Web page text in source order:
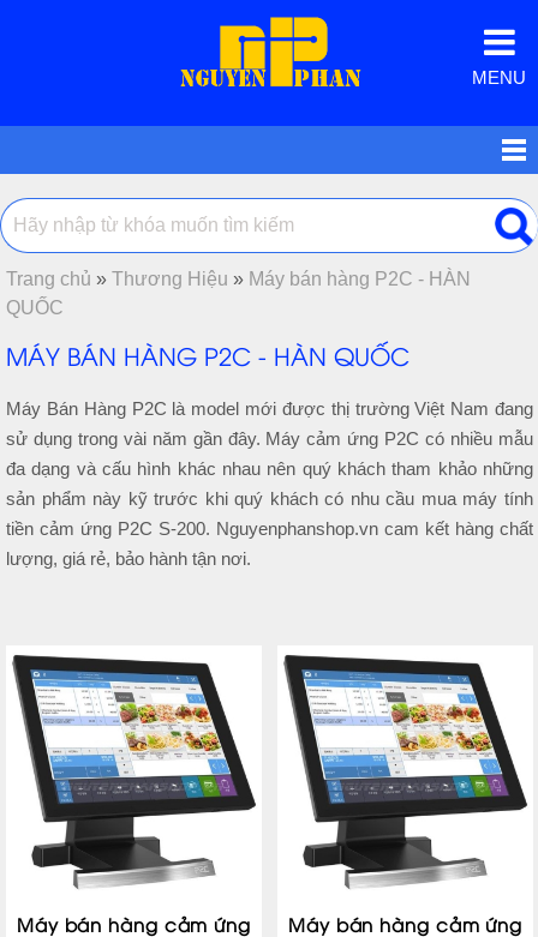
MENU
Trang chủ » Thương Hiệu » Máy bán hàng P2C - HÀN
QUỐC
MÁY BÁN HÀNG P2C - HÀN QUỐC
Máy Bán Hàng P2C là model mới được thị trường Việt Nam đang
sử dụng trong vài năm gần đây. Máy cảm ứng P2C có nhiều mẫu
đa dạng và cấu hình khác nhau nên quý khách tham khảo những
sản phẩm này kỹ trước khi quý khách có nhu cầu mua máy tính
tiền cảm ứng P2C S-200. Nguyenphanshop.vn cam kết hàng chất
lượng, giá rẻ, bảo hành tận nơi.
Máy bán hàng cảm ứng
Máy bán hàng cảm ứng